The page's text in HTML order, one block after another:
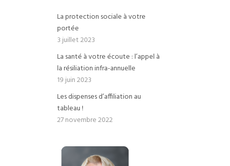
La protection sociale à votre
portée
3 juillet 2023
La santé à votre écoute : l’appel à
la résiliation infra-annuelle
19 juin 2023
Les dispenses d’affiliation au
tableau !
27 novembre 2022